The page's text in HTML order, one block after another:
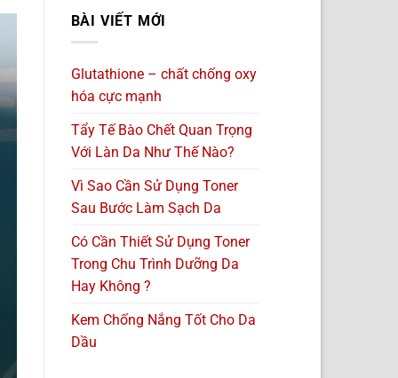
BÀI VIẾT MỚI
Glutathione – chất chống oxy
hóa cực mạnh
Tẩy Tế Bào Chết Quan Trọng
Với Làn Da Như Thế Nào?
Vì Sao Cần Sử Dụng Toner
Sau Bước Làm Sạch Da
Có Cần Thiết Sử Dụng Toner
Trong Chu Trình Dưỡng Da
Hay Không ?
Kem Chống Nắng Tốt Cho Da
Dầu